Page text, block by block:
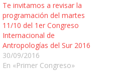
Te invitamos a revisar la
programación del martes
11/10 del 1er Congreso
Internacional de
Antropologías del Sur 2016
30/09/2016
En «Primer Congreso»